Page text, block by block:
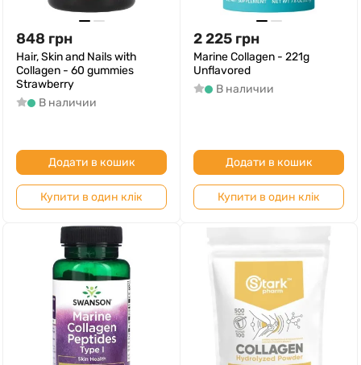
848 грн
Hair, Skin and Nails with
Collagen - 60 gummies
Strawberry
В наличии
Додати в кошик
Купити в один клік
2 225 грн
Marine Collagen - 221g
Unflavored
В наличии
Додати в кошик
Купити в один клік